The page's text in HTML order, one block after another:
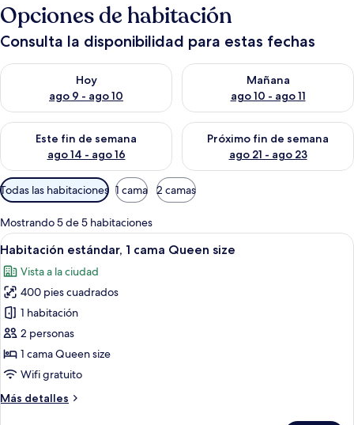
Opciones de habitación
Consulta la disponibilidad para estas fechas
Hoy
ago 9 - ago 10
Consulta la disponibilidad para hoy ago 9 - ago 10
Mañana
ago 10 - ago 11
Consulta la disponibilidad
Este fin de semana
ago 14 - ago 16
Consulta la disponibilidad para este fin de semana ago 14 -
Próximo fin de semana
ago 21 - ago 23
Consulta la disponibilidad
Filtros
disponibles
para
las
habitaciones
Todas las habitaciones 1 cama 2 camas
Mostrando 5 de 5 habitaciones
Abrir
todas
las
fotos
de
Habitación
estándar,
1
Queen
Ropa de cama de alta calidad y
8
Habitación estándar, 1 cama Queen size
Vista a la ciudad
400 pies cuadrados
1 habitación
2 personas
1 cama Queen size
Wifi gratuito
Más detalles
Más